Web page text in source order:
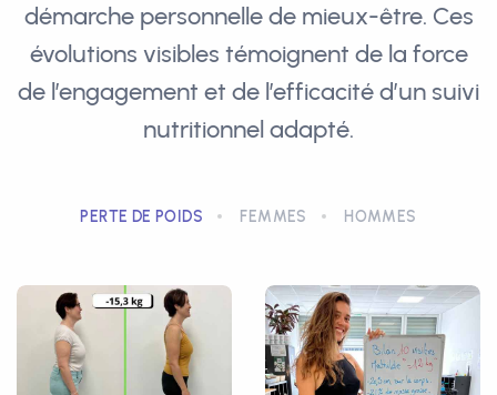
démarche personnelle de mieux-être. Ces
évolutions visibles témoignent de la force
de l’engagement et de l’efficacité d’un suivi
nutritionnel adapté.
PERTE DE POIDS FEMMES HOMMES